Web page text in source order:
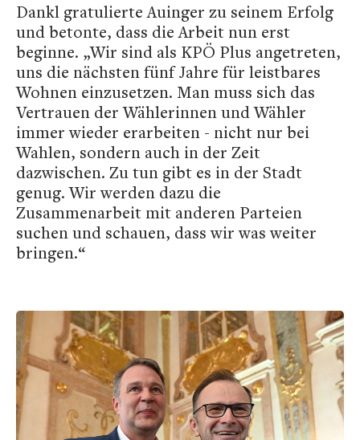
Dankl gratulierte Auinger zu seinem Erfolg
und betonte, dass die Arbeit nun erst
beginne. „Wir sind als KPÖ Plus angetreten,
uns die nächsten fünf Jahre für leistbares
Wohnen einzusetzen. Man muss sich das
Vertrauen der Wählerinnen und Wähler
immer wieder erarbeiten - nicht nur bei
Wahlen, sondern auch in der Zeit
dazwischen. Zu tun gibt es in der Stadt
genug. Wir werden dazu die
Zusammenarbeit mit anderen Parteien
suchen und schauen, dass wir was weiter
bringen.“